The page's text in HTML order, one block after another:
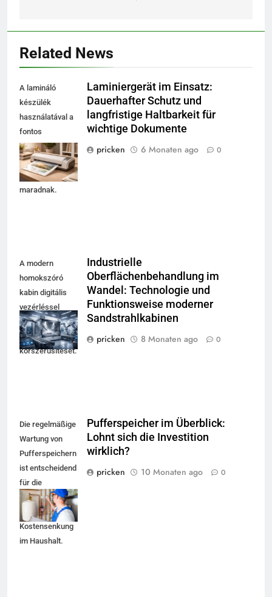
Related News
A lamináló
készülék
használatával a
fontos
dokumentumok
hosszú távon
védettek
maradnak.
Laminiergerät im Einsatz:
Dauerhafter Schutz und
langfristige Haltbarkeit für
wichtige Dokumente
pricken
6 Monaten ago 0
A modern
homokszóró
kabin digitális
vezérléssel
szemlélteti a
felületkezelés
korszerűsítését.
Industrielle
Oberflächenbehandlung im
Wandel: Technologie und
Funktionsweise moderner
Sandstrahlkabinen
pricken
8 Monaten ago 0
Die regelmäßige
Wartung von
Pufferspeichern
ist entscheidend
für die
Energieeffizienz
und
Kostensenkung
im Haushalt.
Pufferspeicher im Überblick:
Lohnt sich die Investition
wirklich?
pricken
10 Monaten ago 0